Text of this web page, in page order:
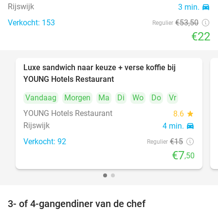
Rijswijk 3 min. directions_car
Verkocht: 153 Regulier €53,50
€22
Luxe sandwich naar keuze + verse koffie bij
YOUNG Hotels Restaurant
Vandaag
Morgen Ma Di Wo Do
Vr
YOUNG Hotels Restaurant
8.6 star
Rijswijk 4 min. directions_car
Verkocht: 92 Regulier €15
€7,50
3- of 4-gangendiner van de chef